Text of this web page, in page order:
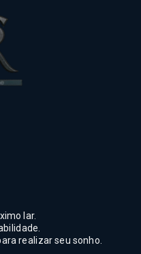
lar.
realizar seu sonho.